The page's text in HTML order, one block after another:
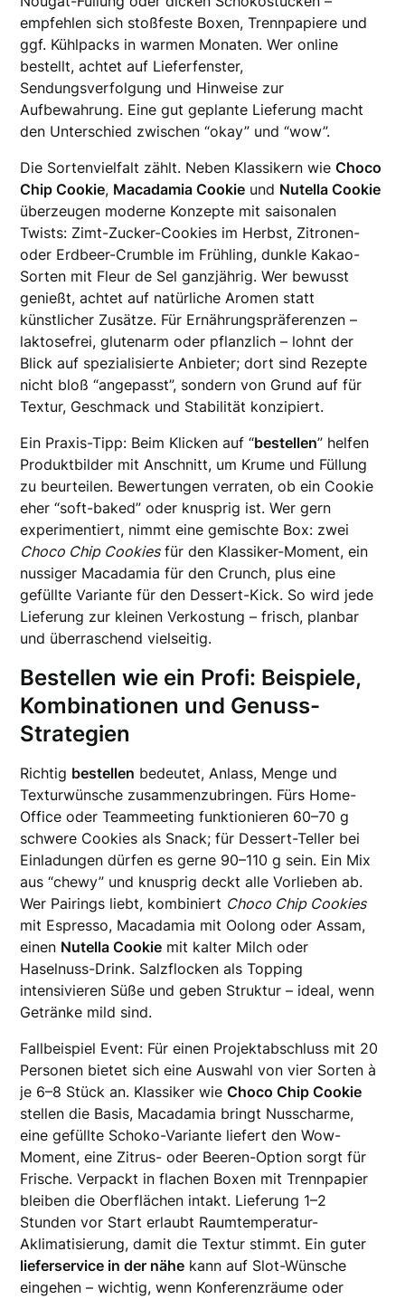
empfehlen sich stoßfeste Boxen, Trennpapiere und
ggf. Kühlpacks in warmen Monaten. Wer online
bestellt, achtet auf Lieferfenster,
Sendungsverfolgung und Hinweise zur
Aufbewahrung. Eine gut geplante Lieferung macht
den Unterschied zwischen “okay” und “wow”.
Die Sortenvielfalt zählt. Neben Klassikern wieChoco
Chip Cookie, Macadamia Cookie und Nutella Cookie
überzeugen moderne Konzepte mit saisonalen
Twists: Zimt-Zucker-Cookies im Herbst, Zitronen-
oder Erdbeer-Crumble im Frühling, dunkle Kakao-
Sorten mit Fleur de Sel ganzjährig. Wer bewusst
genießt, achtet auf natürliche Aromen statt
künstlicher Zusätze. Für Ernährungspräferenzen –
laktosefrei, glutenarm oder pflanzlich – lohnt der
Blick auf spezialisierte Anbieter; dort sind Rezepte
nicht bloß “angepasst”, sondern von Grund auf für
Textur, Geschmack und Stabilität konzipiert.
Ein Praxis-Tipp: Beim Klicken auf “bestellen” helfen
Produktbilder mit Anschnitt, um Krume und Füllung
zu beurteilen. Bewertungen verraten, ob ein Cookie
eher “soft-baked” oder knusprig ist. Wer gern
experimentiert, nimmt eine gemischte Box: zwei
Choco Chip Cookiesfür den Klassiker-Moment, ein
nussiger Macadamia für den Crunch, plus eine
gefüllte Variante für den Dessert-Kick. So wird jede
Lieferung zur kleinen Verkostung – frisch, planbar
und überraschend vielseitig.
Bestellen wie ein Profi: Beispiele,
Kombinationen und Genuss-
Strategien
Richtig bestellen bedeutet, Anlass, Menge und
Texturwünsche zusammenzubringen. Fürs Home-
Office oder Teammeeting funktionieren 60–70 g
schwere Cookies als Snack; für Dessert-Teller bei
Einladungen dürfen es gerne 90–110 g sein. Ein Mix
aus “chewy” und knusprig deckt alle Vorlieben ab.
Wer Pairings liebt, kombiniert Choco Chip Cookies
mit Espresso, Macadamia mit Oolong oder Assam,
einen Nutella Cookie mit kalter Milch oder
Haselnuss-Drink. Salzflocken als Topping
intensivieren Süße und geben Struktur – ideal, wenn
Getränke mild sind.
Fallbeispiel Event: Für einen Projektabschluss mit 20
Personen bietet sich eine Auswahl von vier Sorten à
je 6–8 Stück an. Klassiker wieChoco Chip Cookie
stellen die Basis, Macadamia bringt Nusscharme,
eine gefüllte Schoko-Variante liefert den Wow-
Moment, eine Zitrus- oder Beeren-Option sorgt für
Frische. Verpackt in flachen Boxen mit Trennpapier
bleiben die Oberflächen intakt. Lieferung 1–2
Stunden vor Start erlaubt Raumtemperatur-
Aklimatisierung, damit die Textur stimmt. Ein guter
lieferservice in der nähe kann auf Slot-Wünsche
eingehen – wichtig, wenn Konferenzräume oder